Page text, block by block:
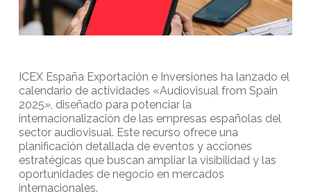
ICEX España Exportación e Inversiones ha lanzado el
calendario de actividades «Audiovisual from Spain
2025», diseñado para potenciar la
internacionalización de las empresas españolas del
sector audiovisual. Este recurso ofrece una
planificación detallada de eventos y acciones
estratégicas que buscan ampliar la visibilidad y las
oportunidades de negocio en mercados
internacionales.